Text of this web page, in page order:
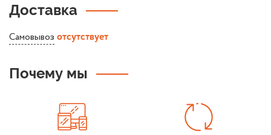
Доставка
Самовывоз отсутствует
Почему мы